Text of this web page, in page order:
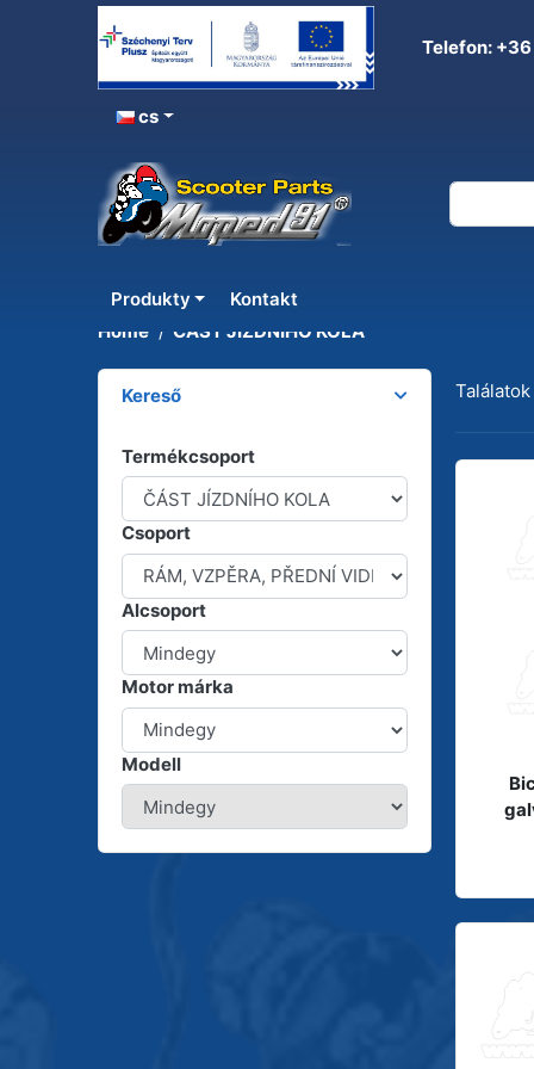
Telefon:
cs
Produkty Kontakt
ČÁST JÍZDNÍHO KOLA
Home ČÁST JÍZDNÍHO KOLA
Kereső
Termékcsoport
Csoport
Alcsoport
Motor márka
Modell